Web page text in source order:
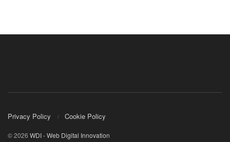
Privacy Policy Cookie Policy
© 2026 WDI - Web Digital Innovation